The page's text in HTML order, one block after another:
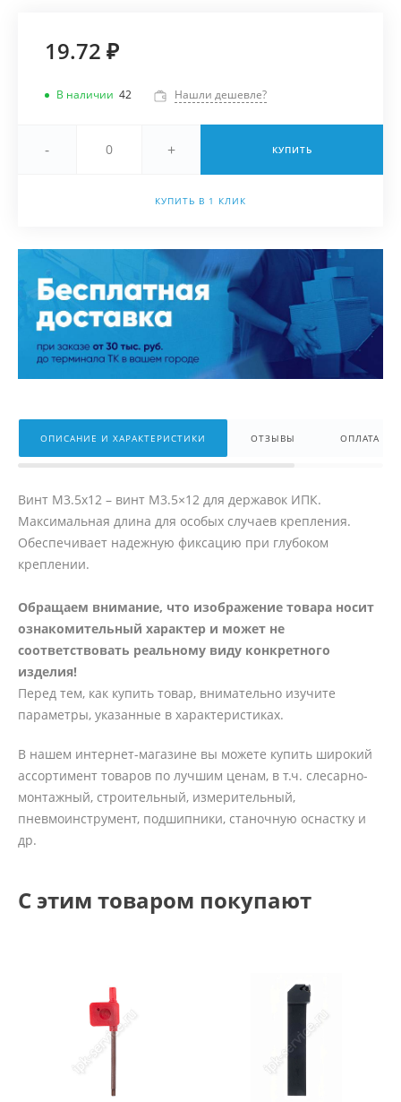
19.72 ₽
В наличии 42 Нашли дешевле?
- + КУПИТЬ
КУПИТЬ В 1 КЛИК
ОПИСАНИЕ И ХАРАКТЕРИСТИКИ ОТЗЫВЫ ОПЛАТА
Винт M3.5x12 – винт М3.5×12 для державок ИПК.
Максимальная длина для особых случаев крепления.
Обеспечивает надежную фиксацию при глубоком
креплении.
Обращаем внимание, что изображение товара носит
ознакомительный характер и может не
соответствовать реальному виду конкретного
изделия!
Перед тем, как купить товар, внимательно изучите
параметры, указанные в характеристиках.
В нашем интернет-магазине вы можете купить широкий
ассортимент товаров по лучшим ценам, в т.ч. слесарно-
монтажный, строительный, измерительный,
пневмоинструмент, подшипники, станочную оснастку и
др.
С этим товаром покупают